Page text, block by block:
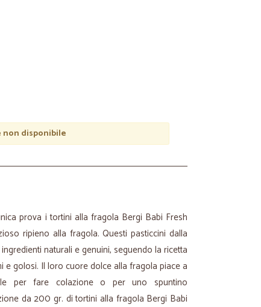
disponibile
prova i tortini alla fragola Bergi Babi Fresh
ripieno alla fragola. Questi pasticcini dalla
naturali e genuini, seguendo la ricetta
e golosi. Il loro cuore dolce alla fragola piace a
per fare colazione o per uno spuntino
da 200 gr. di tortini alla fragola Bergi Babi